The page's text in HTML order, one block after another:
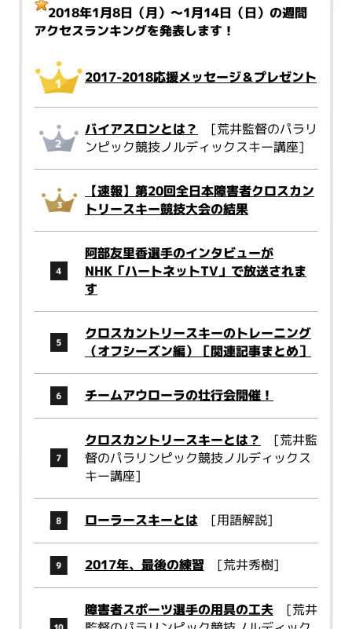
2018年1月8日（月）～1月14日（日） の週間
アクセスランキングを発表します！
2017-2018応援メッセージ＆プレゼント
バイアスロンとは？ [荒井監督のパラリ
ンピック競技ノルディックスキー講座]
【速報】第20回全日本障害者クロスカン
トリースキー競技大会の結果
阿部友里香選手のインタビューが
NHK「ハートネットTV」で放送されま
す
クロスカントリースキーのトレーニング
（オフシーズン編）［関連記事まとめ］
チームアウローラの壮行会開催！
クロスカントリースキーとは？ [荒井監
督のパラリンピック競技ノルディックス
キー講座]
ローラースキーとは [用語解説]
2017年、最後の練習 [荒井秀樹]
障害者スポーツ選手の用具の工夫 [荒井